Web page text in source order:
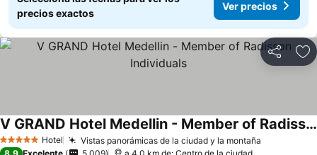
precios exactos
Ver precios
Compartir
5 Estrellas Hotel Vistas panorámicas de la ciudad y la montaña
V GRAND Hotel Medellin - Member of Radisson Individuals